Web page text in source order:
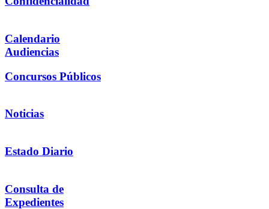
Calendario
Audiencias
Concursos Públicos
Noticias
Estado Diario
Consulta de
Expedientes